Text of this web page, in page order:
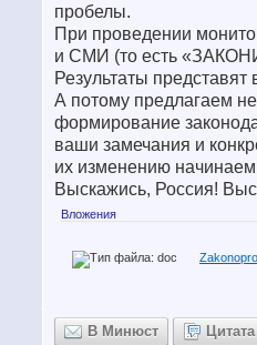
пробелы.
При проведении
и СМИ (то есть
Результаты
А потому предлагаем
формирование
ваши замечания и
их изменению
Выскажись, Россия!
Вложения
В Минюст Цитата